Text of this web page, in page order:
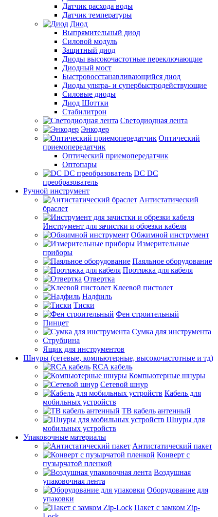
Датчик расхода воды
Датчик температуры
Диод
Выпрямительный диод
Силовой модуль
Защитный диод
Диоды высокочастотные переключающие
Диодный мост
Быстровосстанавливающийся диод
Диоды ультра- и супербыстродействующие
Силовые диоды
Диод Шоттки
Стабилитрон
Светодиодная лента
Энкодер
Оптический
приемопередатчик
Оптический приемопередатчик
Оптопары
DC DC
преобразователь
Ручной инструмент
Антистатический
браслет
Инструмент для зачистки и обрезки кабеля
Обжимной инструмент
Измерительные
приборы
Паяльное оборудование
Протяжка для кабеля
Отвертка
Клеевой пистолет
Надфиль
Тиски
Фен строительный
Пинцет
Сумка для инструмента
Струбцина
Ящик для инструментов
Шнуры (сетевые, компьютерные, высокочастотные и тд)
RCA кабель
Компьютерные шнуры
Сетевой шнур
Кабель для
мобильных устройств
ТВ кабель антенный
Шнуры для
мобильных устройств
Упаковочные материалы
Антистатический пакет
Конверт с
пузырчатой пленкой
Воздушная
упаковочная лента
Оборудование для
упаковки
Пакет с замком Zip-